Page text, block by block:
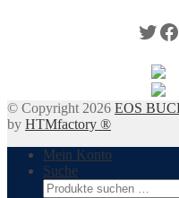
© Copyright 2026 EOS
by HTMfactory ®
Mein Konto
Suche
Suchen